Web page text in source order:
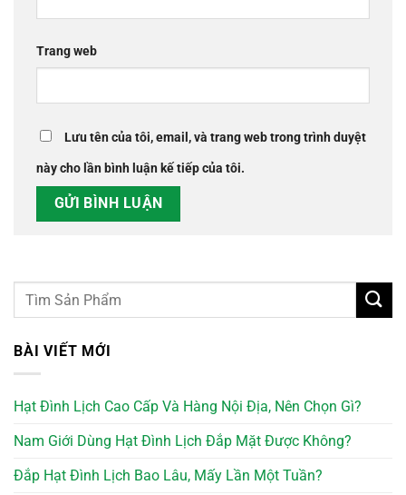
Trang web
Lưu tên của tôi, email, và trang web trong trình duyệt
này cho lần bình luận kế tiếp của tôi.
BÀI VIẾT MỚI
Hạt Đình Lịch Cao Cấp Và Hàng Nội Địa, Nên Chọn Gì?
Nam Giới Dùng Hạt Đình Lịch Đắp Mặt Được Không?
Đắp Hạt Đình Lịch Bao Lâu, Mấy Lần Một Tuần?